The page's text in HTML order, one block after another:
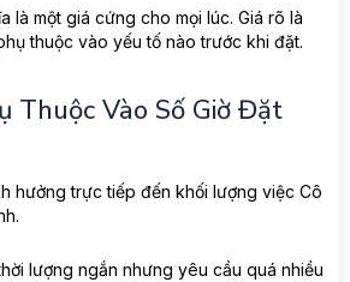
là một giá cứng cho mọi lúc. Giá rõ là
thuộc vào yếu tố nào trước khi đặt.
Thuộc Vào Số Giờ Đặt
hưởng trực tiếp đến khối lượng việc Cô
lượng ngắn nhưng yêu cầu quá nhiều